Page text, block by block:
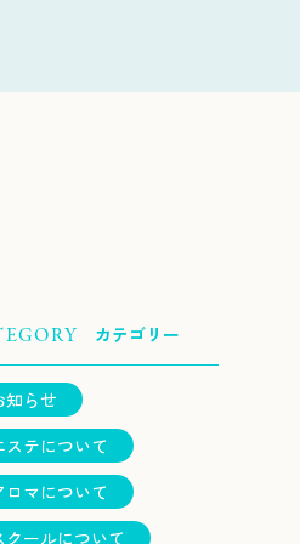
カテゴリー
知らせ
ステについて
ロマについて
クールについて